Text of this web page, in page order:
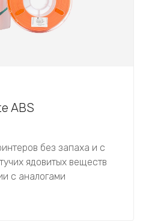
ABS
без запаха и с
ядовитых веществ
с аналогами